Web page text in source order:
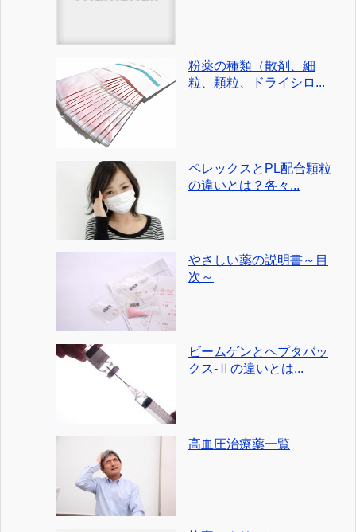
粉薬の種類（散剤、細
粒、顆粒、ドライシロ...
ペレックスとPL配合顆粒
の違いとは？各々...
やさしい薬の説明書～目
次～
ビームゲンとヘプタバッ
クス-Ⅱの違いとは...
高血圧治療薬一覧